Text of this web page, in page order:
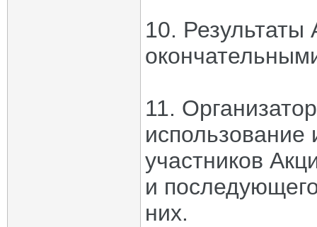
10. Результаты
11.
участников
и
них.